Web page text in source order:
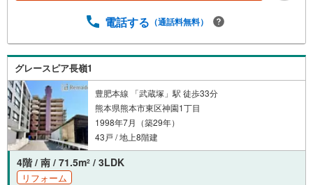
が出ることも もっと安く買えるのでは？そんな悩みは当社
ご相談ください！【効率的に一気見！内覧ツアー】熊本県
全域の気になる物件を全て当社でご内覧いただけます 見学
されたい物件を1日で内覧可能 窓口を一つに絞れるから、
手間も時間もかかりません。全国700店舗以上展開！ハウス
ドゥだからこその豊富な物件数・情報量で理想の暮らしを
叶えます！
電話する （通話料無料）
グレースピア長嶺1
豊肥本線 「武蔵塚」駅 徒歩33分
熊本県熊本市東区神園1丁目
1998年7月（築29年）
43戸 / 地上8階建
4階 / 南 / 71.5m2 / 3LDK
リフォーム